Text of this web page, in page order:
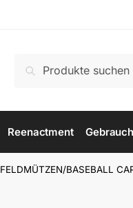
nach:
Suchen
Reenactment
FELDMÜTZEN/BASEBALL